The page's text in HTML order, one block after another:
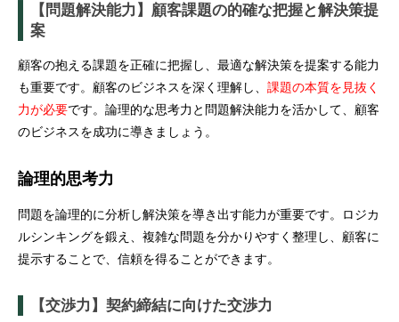
【問題解決能力】顧客課題の的確な把握と解決策提
案
顧客の抱える課題を正確に把握し、最適な解決策を提案する能力
も重要です。顧客のビジネスを深く理解し、 課題の本質を見抜く
力が必要です。論理的な思考力と問題解決能力を活かして、顧客
のビジネスを成功に導きましょう。
論理的思考力
問題を論理的に分析し解決策を導き出す能力が重要です。ロジカ
ルシンキングを鍛え、複雑な問題を分かりやすく整理し、顧客に
提示することで、信頼を得ることができます。
【交渉力】契約締結に向けた交渉力